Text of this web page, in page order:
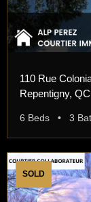
110 Rue
Repentigny, QC
6 Beds • 3
SOLD